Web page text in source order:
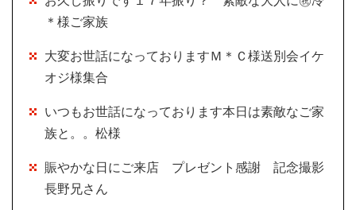
＊様ご家族
大変お世話になっておりますＭ＊Ｃ様送別会イケ
オジ様集合
いつもお世話になっております本日は素敵なご家
族と。。松様
賑やかな日にご来店 プレゼント感謝 記念撮影
長野兄さん